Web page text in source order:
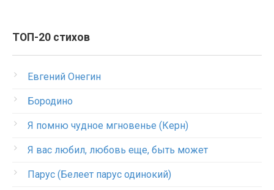
ТОП-20 стихов
Евгений Онегин
Бородино
Я помню чудное мгновенье (Керн)
Я вас любил, любовь еще, быть может
Парус (Белеет парус одинокий)